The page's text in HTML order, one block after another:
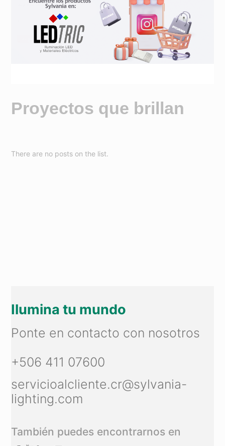
Proyectos que brillan
There are no posts on the list.
Ilumina tu mundo
Ponte en contacto con nosotros
+506 411 07600
servicioalcliente.cr@sylvania-
lighting.com
También puedes encontrarnos en